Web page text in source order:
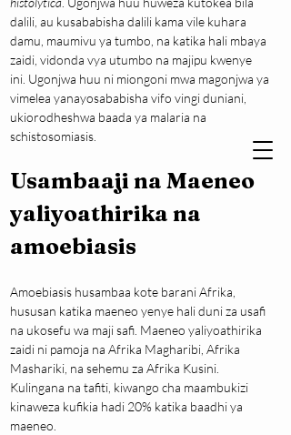
dalili, au kusababisha dalili kama vile kuhara
damu, maumivu ya tumbo, na katika hali mbaya
zaidi, vidonda vya utumbo na majipu kwenye
ini. Ugonjwa huu ni miongoni mwa magonjwa ya
vimelea yanayosababisha vifo vingi duniani,
ukiorodheshwa baada ya malaria na
schistosomiasis.
Usambaaji na Maeneo
yaliyoathirika na
amoebiasis
Amoebiasis husambaa kote barani Afrika,
hususan katika maeneo yenye hali duni za usafi
na ukosefu wa maji safi. Maeneo yaliyoathirika
zaidi ni pamoja na Afrika Magharibi, Afrika
Mashariki, na sehemu za Afrika Kusini.
Kulingana na tafiti, kiwango cha maambukizi
kinaweza kufikia hadi 20% katika baadhi ya
maeneo.